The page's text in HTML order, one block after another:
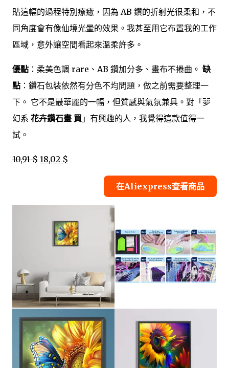
貼這幅的過程特別療癒，因為 AB 鑽的折射光很柔和，不
同角度會有像仙境光暈的效果。我甚至用它布置我的工作
區域，意外讓空間看起來溫柔許多。
優點 ：柔美色調 rare、AB 鑽加分多、畫布不捲曲。 缺
點 ：鑽石包裝依然有分色不均問題，做之前需要整理一
下。 它不是最華麗的一幅，但質感與氣氛兼具。對「夢
幻系 花卉鑽石畫 買 」有興趣的人，我覺得這款值得一
試。
10,91 $ 18,02 $
在Aliexpress查看商品